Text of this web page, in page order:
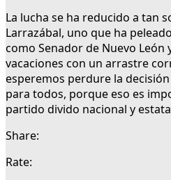
La lucha se ha reducido a tan
Larrazábal, uno que ha
como Senador de Nuevo León
vacaciones con un arrastre
esperemos perdure la
para todos, porque eso es
partido divido nacional y
Share:
Rate: